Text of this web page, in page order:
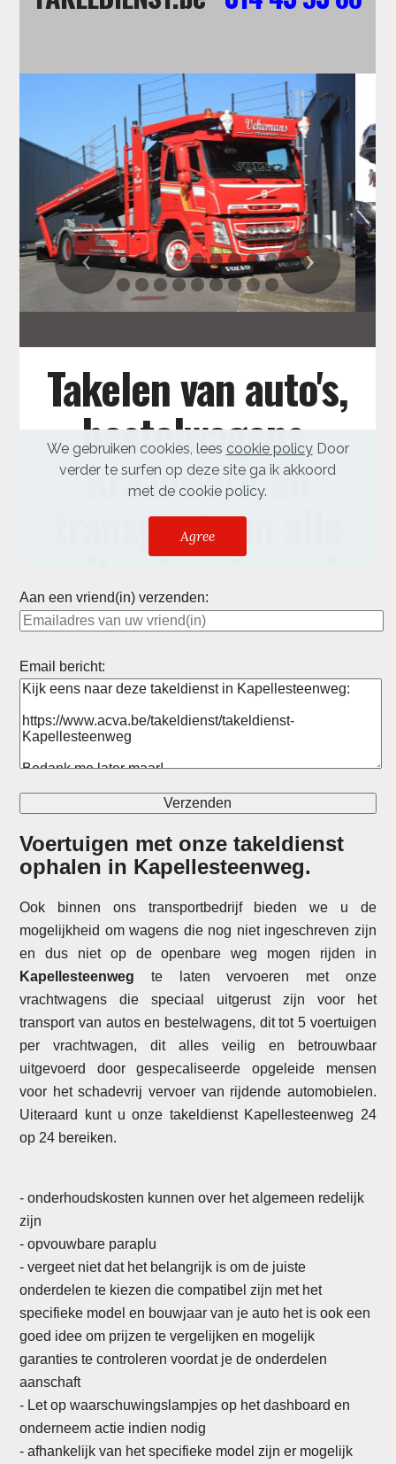
Aan een vriend(in) verzenden:
Email bericht:
Voertuigen met onze takeldienst
ophalen in Kapellesteenweg.
Ook binnen ons transportbedrijf bieden we u de
mogelijkheid om wagens die nog niet ingeschreven zijn
en dus niet op de openbare weg mogen rijden in
Kapellesteenweg te laten vervoeren met onze
vrachtwagens die speciaal uitgerust zijn voor het
transport van autos en bestelwagens, dit tot 5 voertuigen
per vrachtwagen, dit alles veilig en betrouwbaar
uitgevoerd door gespecaliseerde opgeleide mensen
voor het schadevrij vervoer van rijdende automobielen.
Uiteraard kunt u onze takeldienst Kapellesteenweg 24
op 24 bereiken.
- onderhoudskosten kunnen over het algemeen redelijk
zijn
- opvouwbare paraplu
- vergeet niet dat het belangrijk is om de juiste
onderdelen te kiezen die compatibel zijn met het
specifieke model en bouwjaar van je auto het is ook een
goed idee om prijzen te vergelijken en mogelijk
garanties te controleren voordat je de onderdelen
aanschaft
- Let op waarschuwingslampjes op het dashboard en
onderneem actie indien nodig
- afhankelijk van het specifieke model zijn er mogelijk